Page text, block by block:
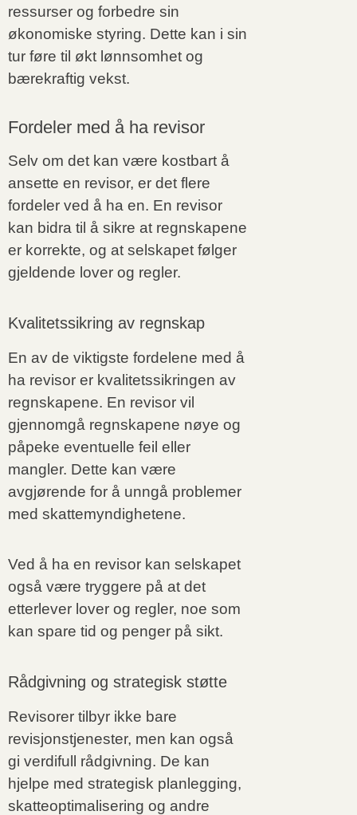
ressurser og forbedre sin
økonomiske styring. Dette kan i sin
tur føre til økt lønnsomhet og
bærekraftig vekst.
Fordeler med å ha revisor
Selv om det kan være kostbart å
ansette en revisor, er det flere
fordeler ved å ha en. En revisor
kan bidra til å sikre at regnskapene
er korrekte, og at selskapet følger
gjeldende lover og regler.
Kvalitetssikring av regnskap
En av de viktigste fordelene med å
ha revisor er kvalitetssikringen av
regnskapene. En revisor vil
gjennomgå regnskapene nøye og
påpeke eventuelle feil eller
mangler. Dette kan være
avgjørende for å unngå problemer
med skattemyndighetene.
Ved å ha en revisor kan selskapet
også være tryggere på at det
etterlever lover og regler, noe som
kan spare tid og penger på sikt.
Rådgivning og strategisk støtte
Revisorer tilbyr ikke bare
revisjonstjenester, men kan også
gi verdifull rådgivning. De kan
hjelpe med strategisk planlegging,
skatteoptimalisering og andre